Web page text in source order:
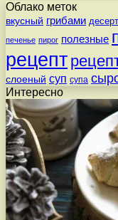
Облако меток
вкусный грибами десерт
печенье пирог полезные
рецепт
слоеный суп супа
Интересно